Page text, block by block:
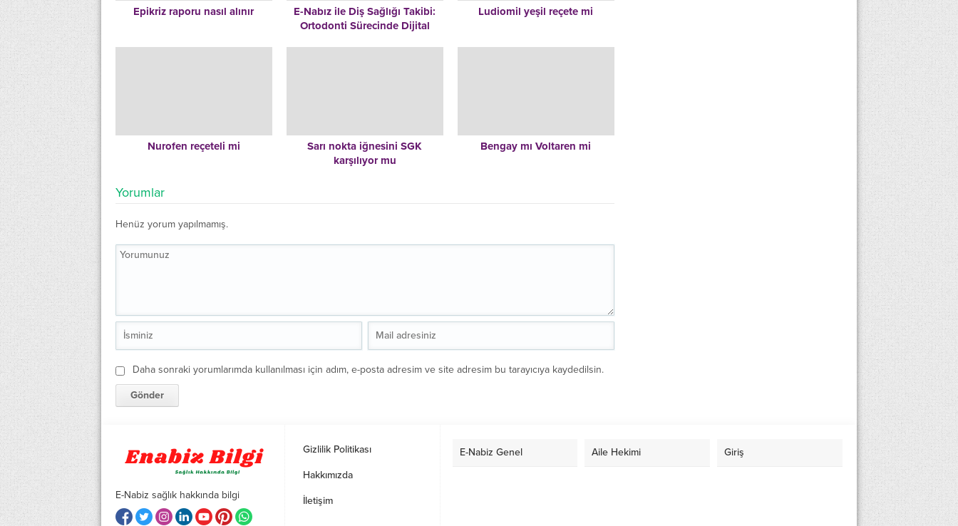
Epikriz raporu nasıl alınır
E-Nabız ile Diş Sağlığı Takibi:
Ortodonti Sürecinde Dijital
Ludiomil yeşil reçete mi
Nurofen reçeteli mi
Sarı nokta iğnesini SGK
karşılıyor mu
Bengay mı Voltaren mi
Yorumlar
Henüz yorum yapılmamış.
Daha sonraki yorumlarımda kullanılması için adım, e-posta adresim ve site adresim bu tarayıcıya kaydedilsin.
E-Nabiz sağlık hakkında bilgi
Gizlilik Politikası
Hakkımızda
İletişim
E-Nabiz Genel Aile Hekimi Giriş